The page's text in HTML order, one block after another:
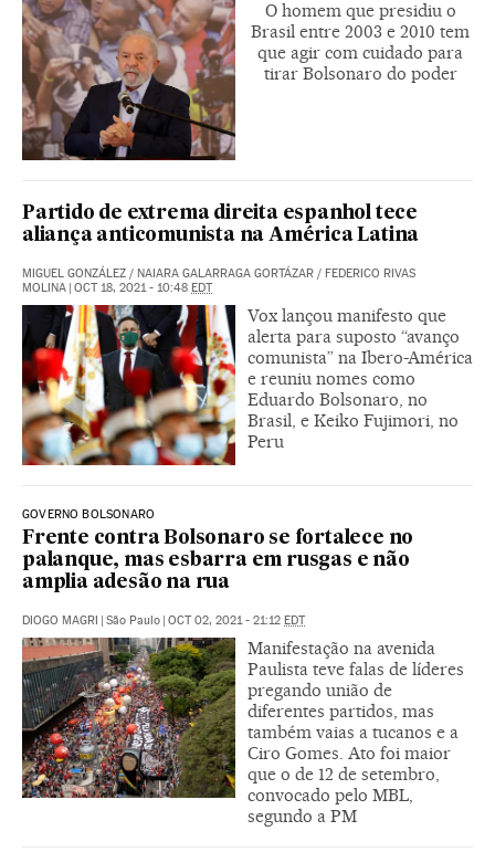
O homem que presidiu o
Brasil entre 2003 e 2010 tem
que agir com cuidado para
tirar Bolsonaro do poder
Partido de extrema direita espanhol tece
aliança anticomunista na América Latina
MIGUEL GONZÁLEZ / NAIARA GALARRAGA GORTÁZAR / FEDERICO RIVAS
MOLINA | OCT 18, 2021 - 10:48 EDT
Vox lançou manifesto que
alerta para suposto “avanço
comunista” na Ibero-América
e reuniu nomes como
Eduardo Bolsonaro, no
Brasil, e Keiko Fujimori, no
Peru
GOVERNO BOLSONARO
Frente contra Bolsonaro se fortalece no
palanque, mas esbarra em rusgas e não
amplia adesão na rua
DIOGO MAGRI | São Paulo | OCT 02, 2021 - 21:12 EDT
Manifestação na avenida
Paulista teve falas de líderes
pregando união de
diferentes partidos, mas
também vaias a tucanos e a
Ciro Gomes. Ato foi maior
que o de 12 de setembro,
convocado pelo MBL,
segundo a PM